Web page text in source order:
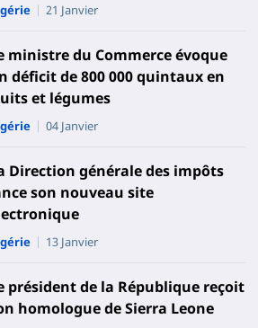
21 Janvier
ministre du Commerce évoque
déficit de 800 000 quintaux en
et légumes
04 Janvier
Direction générale des impôts
son nouveau site
13 Janvier
président de la République reçoit
homologue de Sierra Leone